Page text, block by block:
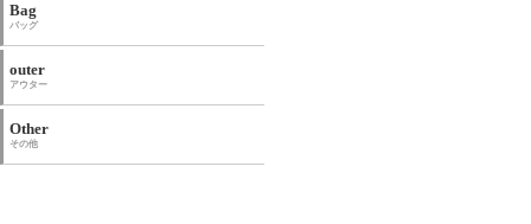
Bag
バッグ
outer
アウター
Other
その他